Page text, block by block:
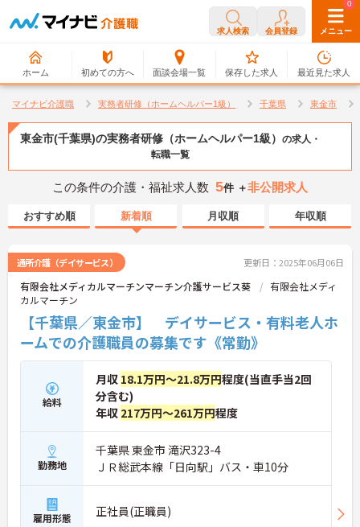
求人検索 会員登録 メニュー
ホーム 初めての方へ 面談会場一覧
0
保存した求人
0
最近見た求人
マイナビ介護職 実務者研修（ホームヘルパー1級） 千葉県 東金市
東金市(千葉県)の実務者研修（ホームヘルパー1級） の求人・
転職一覧
この条件の介護・福祉求人数 5件 ＋非公開求人
おすすめ順 新着順 月収順 年収順
通所介護（デイサービス） 更新日：2025年06月06日
有限会社メディカルマーチンマーチン介護サービス葵
有限会社メディ
カルマーチン
【千葉県／東金市】 デイサービス・有料老人ホ
ームでの介護職員の募集です《常勤》
給料
月収 18.1万円～21.8万円程度(当直手当2回
分含む)
年収 217万円～261万円程度
勤務地
千葉県 東金市 滝沢323-4
ＪＲ総武本線「日向駅」バス・車10分
雇用形態 正社員(正職員)